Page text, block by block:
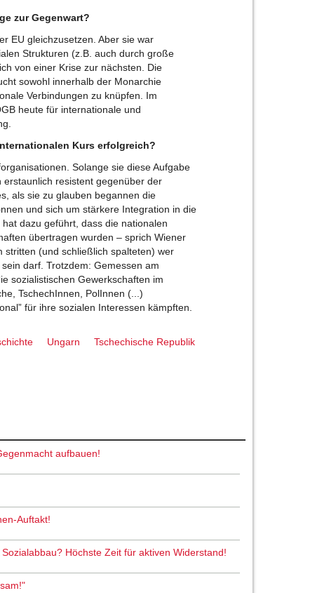
zur Gegenwart?
EU gleichzusetzen. Aber sie war
Strukturen (z.B. auch durch große
von einer Krise zur nächsten. Die
sowohl innerhalb der Monarchie
Verbindungen zu knüpfen. Im
heute für internationale und
Kurs erfolgreich?
Solange sie diese Aufgabe
resistent gegenüber der
als sie zu glauben begannen die
und sich um stärkere Integration in die
dazu geführt, dass die nationalen
übertragen wurden – sprich Wiener
stritten (und schließlich spalteten) wer
darf. Trotzdem: Gemessen am
sozialistischen Gewerkschaften im
TschechInnen, PolInnen (...)
für ihre sozialen Interessen kämpften.
Ungarn
Tschechische Republik
aufbauen!
Auftakt!
Höchste Zeit für aktiven Widerstand!